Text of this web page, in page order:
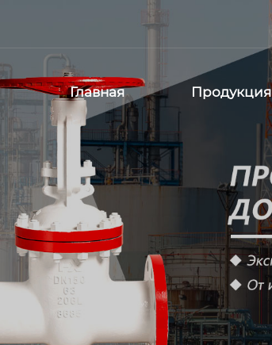
Главная Продукция